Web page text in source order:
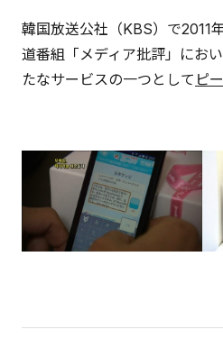
韓国放送公社（KBS）で2011
道番組「メディア批評」にお
たなサービスの一つとして ピ